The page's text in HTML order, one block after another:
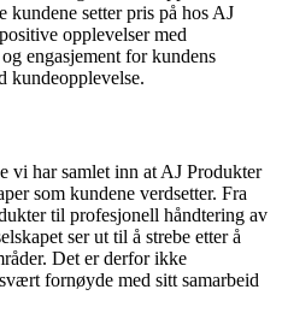
kundene setter pris på hos AJ
opplevelser med
engasjement for kundens
kundeopplevelse.
vi har samlet inn at AJ Produkter
som kundene verdsetter. Fra
til profesjonell håndtering av
ser ut til å strebe etter å
Det er derfor ikke
fornøyde med sitt samarbeid